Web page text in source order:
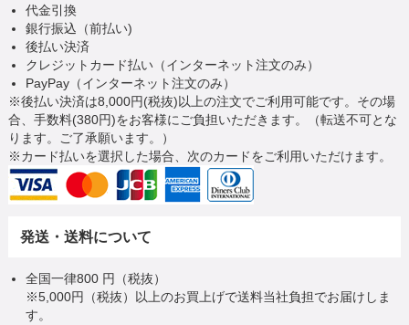
代金引換
銀行振込（前払い)
後払い決済
クレジットカード払い（インターネット注文のみ）
PayPay（インターネット注文のみ）
※後払い決済は8,000円(税抜)以上の注文でご利用可能です。その場
合、手数料(380円)をお客様にご負担いただきます。（転送不可とな
ります。ご了承願います。）
※カード払いを選択した場合、次のカードをご利用いただけます。
発送・送料について
全国一律800 円（税抜）
※5,000円（税抜）以上のお買上げで送料当社負担でお届けしま
す。